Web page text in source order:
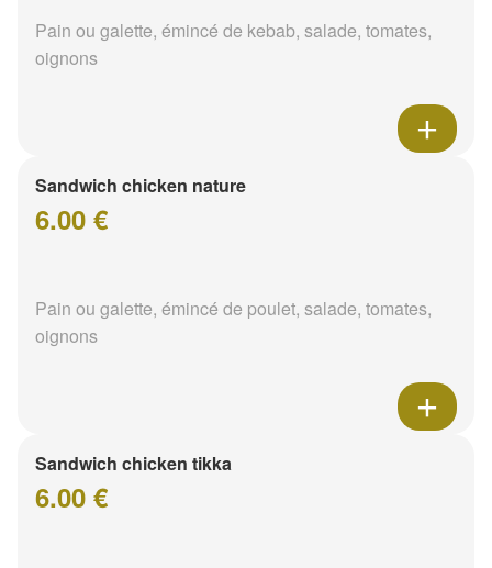
Pain ou galette, émincé de kebab, salade, tomates,
oignons
Sandwich chicken nature
6.00 €
Pain ou galette, émincé de poulet, salade, tomates,
oignons
Sandwich chicken tikka
6.00 €